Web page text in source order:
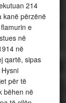
214
kanë përzënë
e
në
në
qartë, sipas
për të
bëhen në